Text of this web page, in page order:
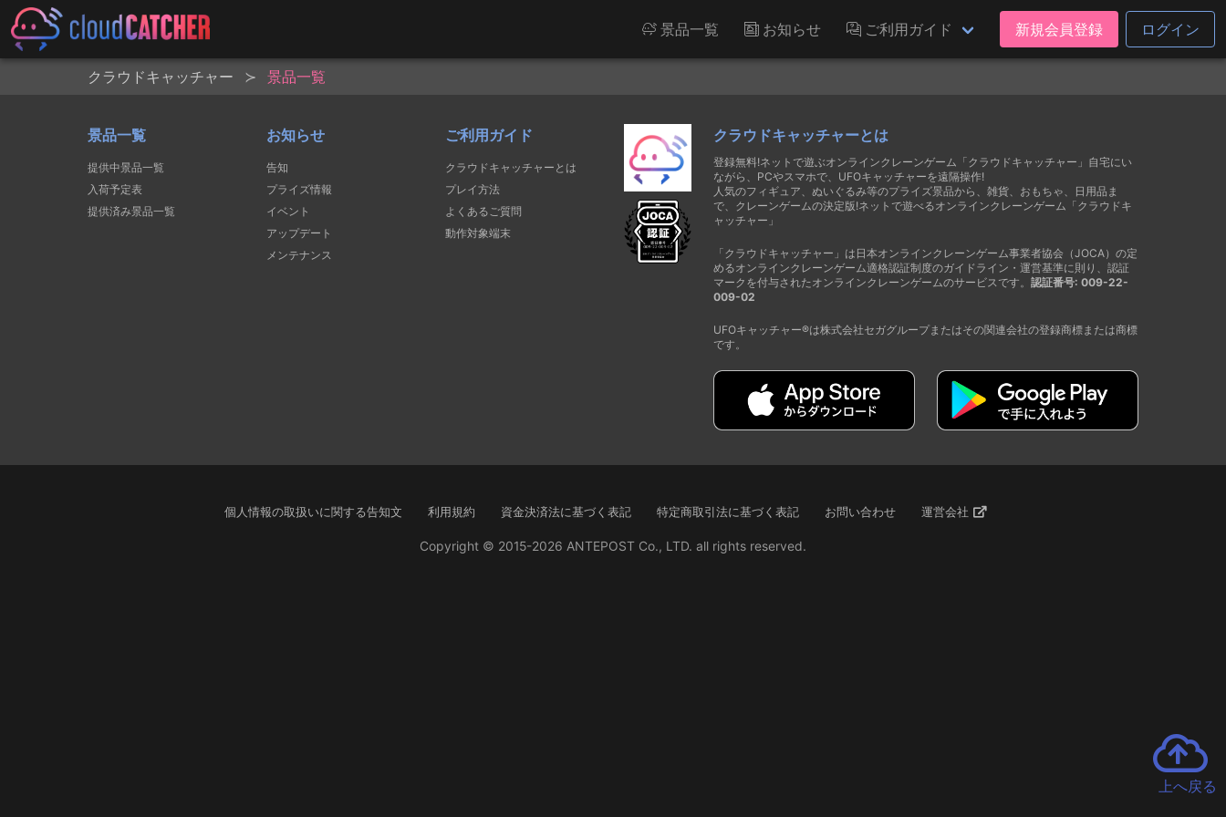
景品一覧 お知らせ ご利用ガイド 新規会員登録 ログイン
クラウドキャッチャー 景品一覧
景品一覧
提供中景品一覧
入荷予定表
提供済み景品一覧
お知らせ
告知
プライズ情報
イベント
アップデート
メンテナンス
ご利用ガイド
クラウドキャッチャーとは
プレイ方法
よくあるご質問
動作対象端末
クラウドキャッチャーとは
登録無料!ネットで遊ぶオンラインクレーンゲーム「クラウドキャッチャー」自宅にい
ながら、PCやスマホで、UFOキャッチャーを遠隔操作!
人気のフィギュア、ぬいぐるみ等のプライズ景品から、雑貨、おもちゃ、日用品ま
で、クレーンゲームの決定版!ネットで遊べるオンラインクレーンゲーム「クラウドキ
ャッチャー」
「クラウドキャッチャー」は日本オンラインクレーンゲーム事業者協会（JOCA）の定
めるオンラインクレーンゲーム適格認証制度のガイドライン・運営基準に則り、認証
マークを付与されたオンラインクレーンゲームのサービスです。 認証番号: 009-22-
009-02
UFOキャッチャー®は株式会社セガグループまたはその関連会社の登録商標または商標
です。
上へ戻る
個人情報の取扱いに関する告知文 利用規約 資金決済法に基づく表記 特定商取引法に基づく表記 お問い合わせ 運営会社
Copyright © 2015-2026 ANTEPOST Co., LTD. all rights reserved.